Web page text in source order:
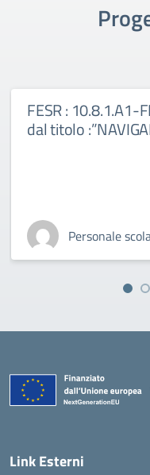
FESR :
dal titolo
Personale
Link Esterni